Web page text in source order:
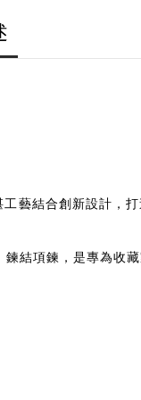
藝結合創新設計，
結項鍊，是專為收